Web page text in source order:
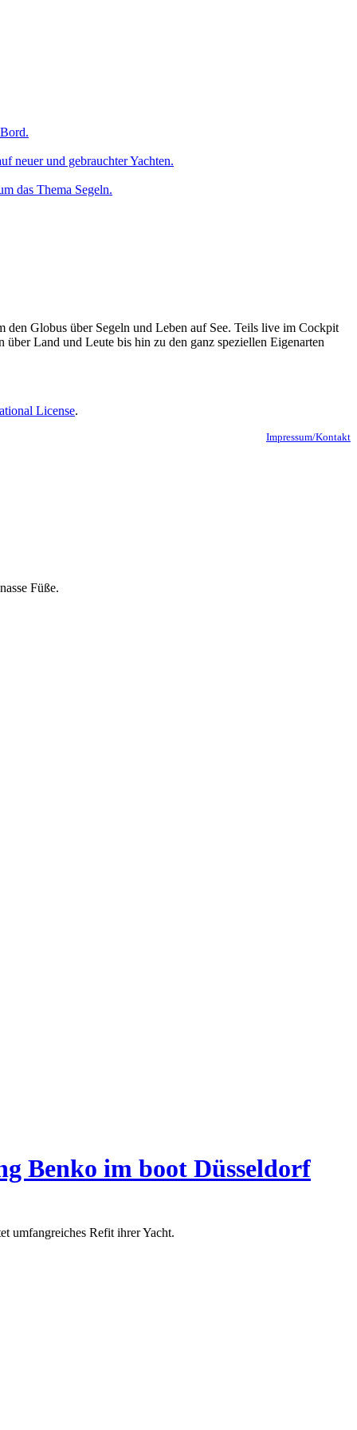
neuer und gebrauchter Yachten.
das Thema Segeln.
Globus über Segeln und Leben auf See. Teils live im Cockpit
Land und Leute bis hin zu den ganz speziellen Eigenarten
License.
Impressum/Kontakt
Füße.
Benko im boot Düsseldorf
umfangreiches Refit ihrer Yacht.